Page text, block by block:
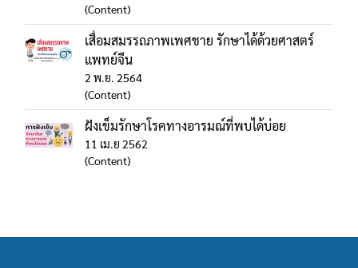
(Content)
เสื่อมสมรรถภาพเพศชาย รักษาได้ด้วยศาสตร์
แพทย์จีน
2 พ.ย. 2564
(Content)
ฝังเข็มรักษาโรคทางอารมณ์ที่พบได้บ่อย
11 เม.ย 2562
(Content)